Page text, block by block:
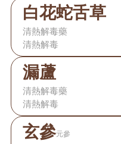
白花蛇舌草
清熱解毒藥
清熱解毒
漏蘆
清熱解毒藥
清熱解毒
玄參元參